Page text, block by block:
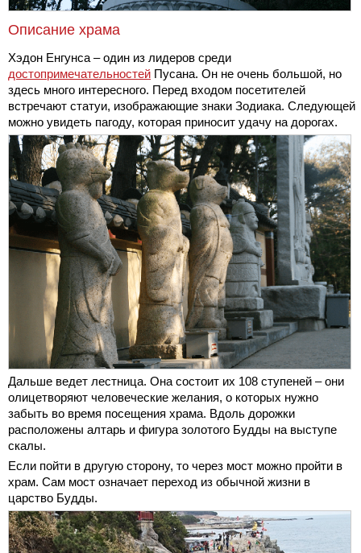
Описание храма
Хэдон Енгунса – один из лидеров среди
достопримечательностей Пусана. Он не очень большой, но
здесь много интересного. Перед входом посетителей
встречают статуи, изображающие знаки Зодиака. Следующей
можно увидеть пагоду, которая приносит удачу на дорогах.
Дальше ведет лестница. Она состоит их 108 ступеней – они
олицетворяют человеческие желания, о которых нужно
забыть во время посещения храма. Вдоль дорожки
расположены алтарь и фигура золотого Будды на выступе
скалы.
Если пойти в другую сторону, то через мост можно пройти в
храм. Сам мост означает переход из обычной жизни в
царство Будды.